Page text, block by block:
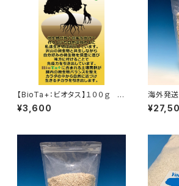
【BioTa+：ビオタス】１００ｇ ブ
リーダーサイズ
¥3,600
海外発
media